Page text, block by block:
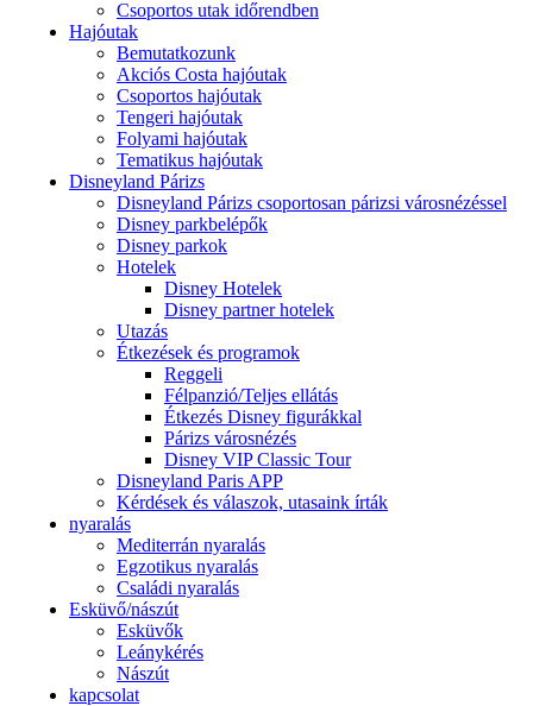
Csoportos utak időrendben
Hajóutak
Bemutatkozunk
Akciós Costa hajóutak
Csoportos hajóutak
Tengeri hajóutak
Folyami hajóutak
Tematikus hajóutak
Disneyland Párizs
Disneyland Párizs csoportosan párizsi városnézéssel
Disney parkbelépők
Disney parkok
Hotelek
Disney Hotelek
Disney partner hotelek
Utazás
Étkezések és programok
Reggeli
Félpanzió/Teljes ellátás
Étkezés Disney figurákkal
Párizs városnézés
Disney VIP Classic Tour
Disneyland Paris APP
Kérdések és válaszok, utasaink írták
nyaralás
Mediterrán nyaralás
Egzotikus nyaralás
Családi nyaralás
Esküvő/nászút
Esküvők
Leánykérés
Nászút
kapcsolat